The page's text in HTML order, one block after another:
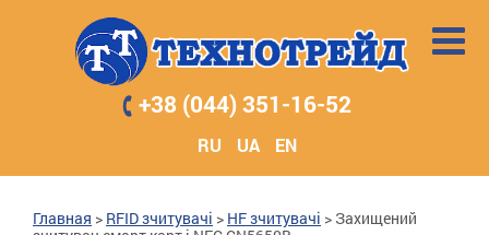
+38 (044) 351-16-52
RU UA EN
Главная > RFID зчитувачі > HF зчитувачі > Захищений